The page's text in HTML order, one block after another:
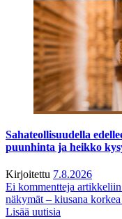
Sahateollisuudella
puunhinta ja heikko
Kirjoitettu 7.8.2026
Ei kommentteja artikkeliin
näkymät – kiusana
Lisää uutisia